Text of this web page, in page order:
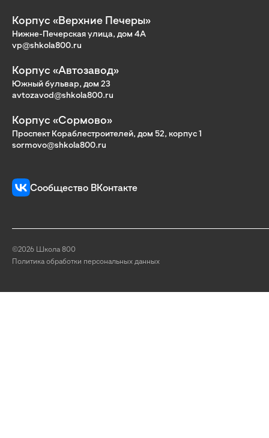
Корпус «Верхние Печеры»
Нижне-Печерская улица, дом 4А
vp@shkola800.ru
Корпус «Автозавод»
Южный бульвар, дом 23
avtozavod@shkola800.ru
Корпус «Сормово»
Проспект Кораблестроителей, дом 52, корпус 1
sormovo@shkola800.ru
Сообщество ВКонтакте
©2026 Школа 800
Политика обработки персональных данных